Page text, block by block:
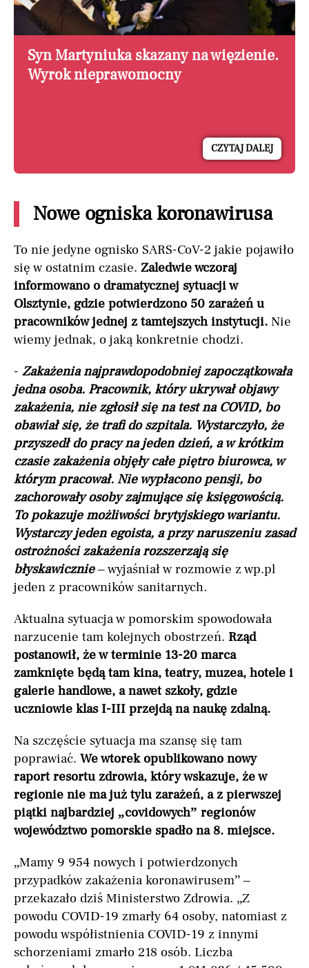
Syn Martyniuka skazany na więzienie.
Wyrok nieprawomocny
CZYTAJ DALEJ
Nowe ogniska koronawirusa
To nie jedyne ognisko SARS-CoV-2 jakie pojawiło
się w ostatnim czasie. Zaledwie wczoraj
informowano o dramatycznej sytuacji w
Olsztynie, gdzie potwierdzono 50 zarażeń u
pracowników jednej z tamtejszych instytucji. Nie
wiemy jednak, o jaką konkretnie chodzi.
- Zakażenia najprawdopodobniej zapoczątkowała
jedna osoba. Pracownik, który ukrywał objawy
zakażenia, nie zgłosił się na test na COVID, bo
obawiał się, że trafi do szpitala. Wystarczyło, że
przyszedł do pracy na jeden dzień, a w krótkim
czasie zakażenia objęły całe piętro biurowca, w
którym pracował. Nie wypłacono pensji, bo
zachorowały osoby zajmujące się księgowością.
To pokazuje możliwości brytyjskiego wariantu.
Wystarczy jeden egoista, a przy naruszeniu zasad
ostrożności zakażenia rozszerzają się
błyskawicznie– wyjaśniał w rozmowie z wp.pl
jeden z pracowników sanitarnych.
Aktualna sytuacja w pomorskim spowodowała
narzucenie tam kolejnych obostrzeń. Rząd
postanowił, że w terminie 13-20 marca
zamknięte będą tam kina, teatry, muzea, hotele i
galerie handlowe, a nawet szkoły, gdzie
uczniowie klas I-III przejdą na naukę zdalną.
Na szczęście sytuacja ma szansę się tam
poprawiać. We wtorek opublikowano nowy
raport resortu zdrowia, który wskazuje, że w
regionie nie ma już tylu zarażeń, a z pierwszej
piątki najbardziej „covidowych” regionów
województwo pomorskie spadło na 8. miejsce.
„Mamy 9 954 nowych i potwierdzonych
przypadków zakażenia koronawirusem” –
przekazało dziś Ministerstwo Zdrowia. „Z
powodu COVID-19 zmarły 64 osoby, natomiast z
powodu współistnienia COVID-19 z innymi
schorzeniami zmarło 218 osób. Liczba